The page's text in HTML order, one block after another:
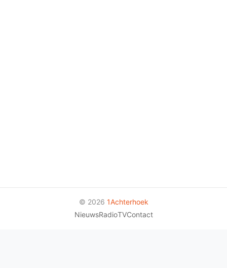
© 2026 1Achterhoek
NieuwsRadioTVContact